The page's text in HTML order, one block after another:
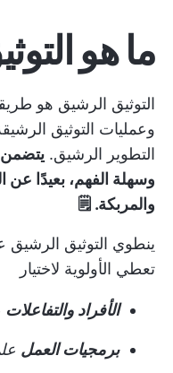
ما هو
التوثيق الرشيق هو
وعمليات التوثيق
التطوير الرشيق. يتضمن
وسهلة الفهم، بعيدًا عن
والمربكة. 🗒️
ينطوي التوثيق الرشيق
تعطي الأولوية لاختيار
الأفراد والتفاعلات
برمجيات العمل